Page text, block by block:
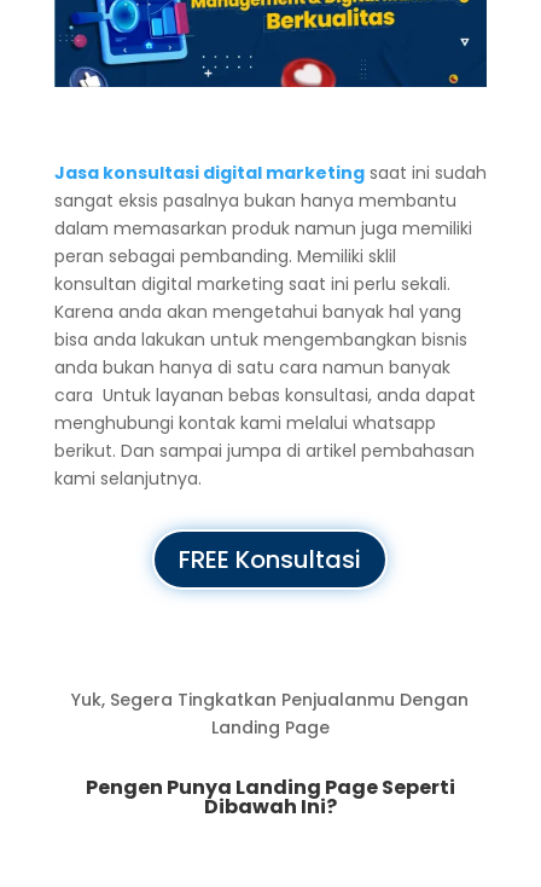
Jasa konsultasi digital marketingsaat ini sudah
sangat eksis pasalnya bukan hanya membantu
dalam memasarkan produk namun juga memiliki
peran sebagai pembanding. Memiliki sklil
konsultan digital marketing saat ini perlu sekali.
Karena anda akan mengetahui banyak hal yang
bisa anda lakukan untuk mengembangkan bisnis
anda bukan hanya di satu cara namun banyak
cara Untuk layanan bebas konsultasi, anda dapat
menghubungi kontak kami melalui whatsapp
berikut. Dan sampai jumpa di artikel pembahasan
kami selanjutnya.
FREE Konsultasi
Yuk, Segera Tingkatkan Penjualanmu Dengan
Landing Page
Pengen Punya Landing Page Seperti
Dibawah Ini?